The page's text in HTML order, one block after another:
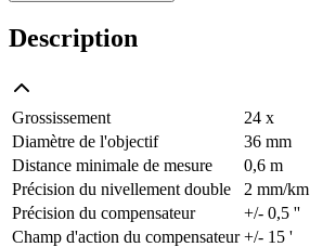
Description
Grossissement
24 x
Diamètre de l'objectif
36 mm
Distance minimale de mesure
0,6 m
Précision du nivellement double
2 mm/km
Précision du compensateur
+/- 0,5 ''
Champ d'action du compensateur +/- 15 '